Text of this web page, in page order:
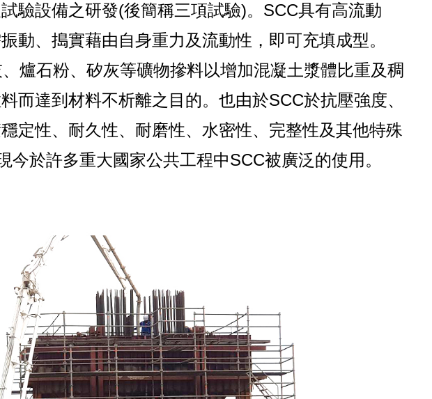
驗設備之研發(後簡稱三項試驗)。SCC具有高流動
動、搗實藉由自身重力及流動性，即可充填成型。
爐石粉、矽灰等礦物摻料以增加混凝土漿體比重及稠
而達到材料不析離之目的。也由於SCC於抗壓強度、
定性、耐久性、耐磨性、水密性、完整性及其他特殊
於許多重大國家公共工程中SCC被廣泛的使用。